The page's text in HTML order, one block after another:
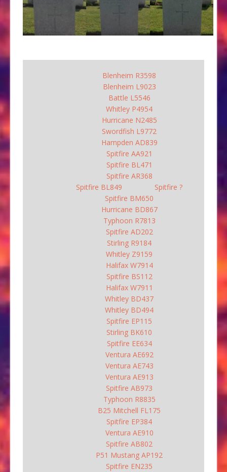
Blenheim R3598
Blenheim L9023
Battle L5546
Whitley P4954
Hurricane N2485
Swordfish L9772
Hampden AD839
Spitfire AA921
Spitfire BL471
Spitfire AR368
Spitfire BL849
Spitfire ?
Spitfire BM650
Hurricane BD867
Typhoon R7813
Spitfire AD202
Stirling R9184
Whitley Z9159
Halifax W7914
Spitfire BS112
Halifax W7911
Whitley BD437
Whitley BD494
Spitfire EP115
Stirling BK610
Spitfire EE634
Ventura AE692
Ventura AE743
Ventura AE913
Spitfire AB973
Typhoon R8835
B25 Mitchell FL175
Spitfire EP384
Ventura AE910
Spitfire AB802
P51 Mustang AP192
Spitfire EN235